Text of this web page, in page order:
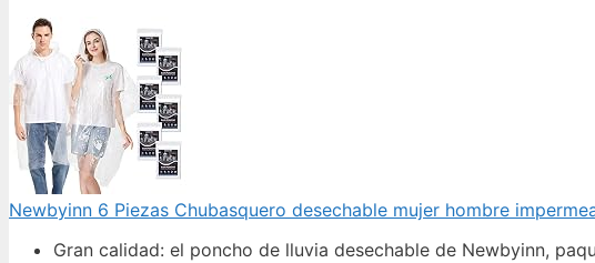
Newbyinn 6 Piezas Chubasquero desechable mujer hombre
Gran calidad: el poncho de lluvia desechable de Newbyinn,